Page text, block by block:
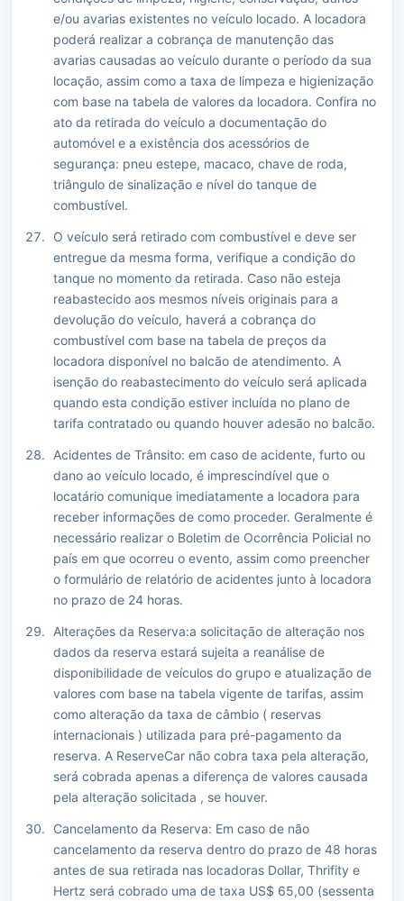
e/ou avarias existentes no veículo locado. A locadora
poderá realizar a cobrança de manutenção das
avarias causadas ao veículo durante o período da sua
locação, assim como a taxa de limpeza e higienização
com base na tabela de valores da locadora. Confira no
ato da retirada do veículo a documentação do
automóvel e a existência dos acessórios de
segurança: pneu estepe, macaco, chave de roda,
triângulo de sinalização e nível do tanque de
combustível.
O veículo será retirado com combustível e deve ser
entregue da mesma forma, verifique a condição do
tanque no momento da retirada. Caso não esteja
reabastecido aos mesmos níveis originais para a
devolução do veículo, haverá a cobrança do
combustível com base na tabela de preços da
locadora disponível no balcão de atendimento. A
isenção do reabastecimento do veículo será aplicada
quando esta condição estiver incluída no plano de
tarifa contratado ou quando houver adesão no balcão.
Acidentes de Trânsito: em caso de acidente, furto ou
dano ao veículo locado, é imprescindível que o
locatário comunique imediatamente a locadora para
receber informações de como proceder. Geralmente é
necessário realizar o Boletim de Ocorrência Policial no
país em que ocorreu o evento, assim como preencher
o formulário de relatório de acidentes junto à locadora
no prazo de 24 horas.
Alterações da Reserva:a solicitação de alteração nos
dados da reserva estará sujeita a reanálise de
disponibilidade de veículos do grupo e atualização de
valores com base na tabela vigente de tarifas, assim
como alteração da taxa de câmbio ( reservas
internacionais ) utilizada para pré-pagamento da
reserva. A ReserveCar não cobra taxa pela alteração,
será cobrada apenas a diferença de valores causada
pela alteração solicitada , se houver.
Cancelamento da Reserva: Em caso de não
cancelamento da reserva dentro do prazo de 48 horas
antes de sua retirada nas locadoras Dollar, Thrifity e
Hertz será cobrado uma de taxa US$ 65,00 (sessenta